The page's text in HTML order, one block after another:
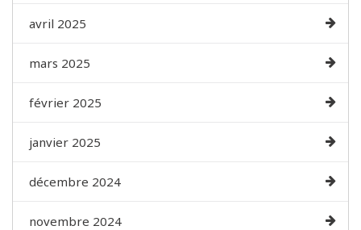
avril 2025
mars 2025
février 2025
janvier 2025
décembre 2024
novembre 2024